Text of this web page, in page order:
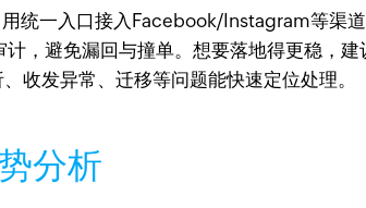
统一入口接入Facebook/Instagram等渠
，避免漏回与撞单。想要落地得更稳，
收发异常、迁移等问题能快速定位处理。
分析